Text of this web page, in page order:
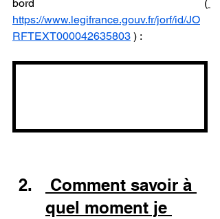
bord (
https://www.legifrance.gouv.fr/jorf/id/JO
RFTEXT000042635803 ) :
quel moment je